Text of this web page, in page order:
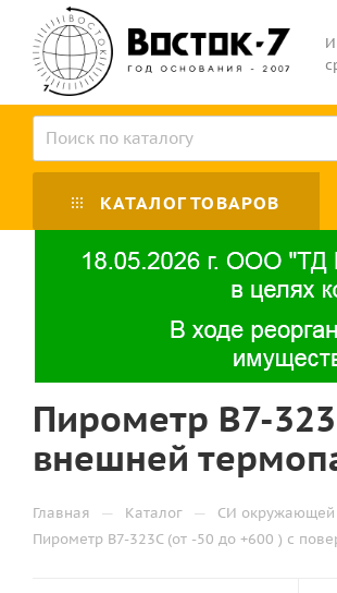
КАТАЛОГ ТОВАРОВ
Пирометр В7-
внешней
Главная — Каталог — СИ окружающей
Пирометр В7-323C (от -50 до +600 ) с